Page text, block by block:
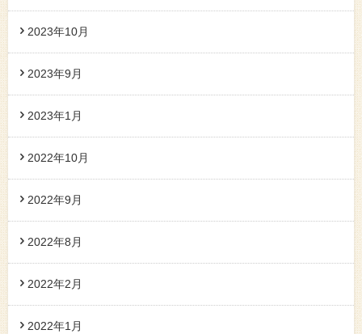
2023年10月
2023年9月
2023年1月
2022年10月
2022年9月
2022年8月
2022年2月
2022年1月